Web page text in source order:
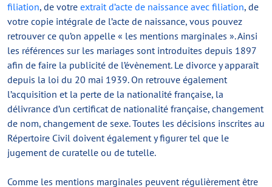
filiation, de votre extrait d’acte de naissance avec filiation, de
votre copie intégrale de l’acte de naissance, vous pouvez
retrouver ce qu’on appelle « les mentions marginales ». Ainsi
les références sur les mariages sont introduites depuis 1897
afin de faire la publicité de l’évènement. Le divorce y apparaît
depuis la loi du 20 mai 1939. On retrouve également
l’acquisition et la perte de la nationalité française, la
délivrance d’un certificat de nationalité française, changement
de nom, changement de sexe. Toutes les décisions inscrites au
Répertoire Civil doivent également y figurer tel que le
jugement de curatelle ou de tutelle.
Comme les mentions marginales peuvent régulièrement être